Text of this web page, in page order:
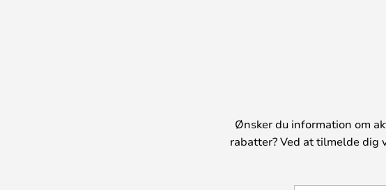
Ønsker du information om
rabatter? Ved at tilmelde dig